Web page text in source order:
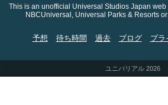
This is an unofficial Universal Studios Japan
NBCUniversal, Universal Parks & Resorts
予想 待ち時間 過去 ブログ プラ
ユニバリアル 2026